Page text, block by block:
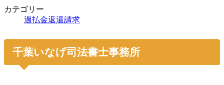
カテゴリー
過払金返還請求
千葉いなげ司法書士事務所